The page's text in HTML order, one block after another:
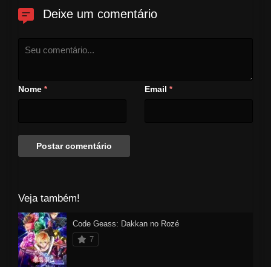
Roberto de Niro iniciam uma
Deixe um comentário
Nome * Email *
Veja também!
Code Geass: Dakkan no Rozé
7